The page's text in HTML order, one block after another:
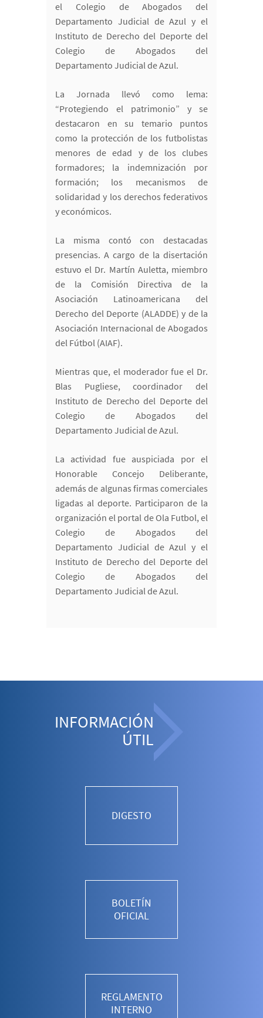
el Colegio de Abogados del
Departamento Judicial de Azul y el
Instituto de Derecho del Deporte del
Colegio de Abogados del
Departamento Judicial de Azul.
La Jornada llevó como lema:
“Protegiendo el patrimonio” y se
destacaron en su temario puntos
como la protección de los futbolistas
menores de edad y de los clubes
formadores; la indemnización por
formación; los mecanismos de
solidaridad y los derechos federativos
y económicos.
La misma contó con destacadas
presencias. A cargo de la disertación
estuvo el Dr. Martín Auletta, miembro
de la Comisión Directiva de la
Asociación Latinoamericana del
Derecho del Deporte (ALADDE) y de la
Asociación Internacional de Abogados
del Fútbol (AIAF).
Mientras que, el moderador fue el Dr.
Blas Pugliese, coordinador del
Instituto de Derecho del Deporte del
Colegio de Abogados del
Departamento Judicial de Azul.
La actividad fue auspiciada por el
Honorable Concejo Deliberante,
además de algunas firmas comerciales
ligadas al deporte. Participaron de la
organización el portal de Ola Futbol, el
Colegio de Abogados del
Departamento Judicial de Azul y el
Instituto de Derecho del Deporte del
Colegio de Abogados del
Departamento Judicial de Azul.
INFORMACIÓN
ÚTIL
DIGESTO
BOLETÍN
OFICIAL
REGLAMENTO
INTERNO